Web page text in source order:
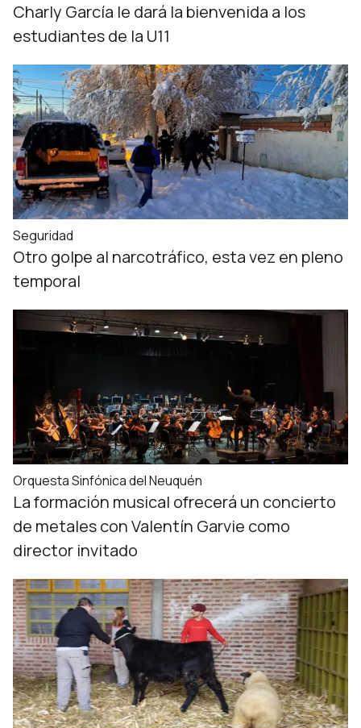
Charly García le dará la bienvenida a los
estudiantes de la U11
Seguridad
Otro golpe al narcotráfico, esta vez en pleno
temporal
Orquesta Sinfónica del Neuquén
La formación musical ofrecerá un concierto
de metales con Valentín Garvie como
director invitado